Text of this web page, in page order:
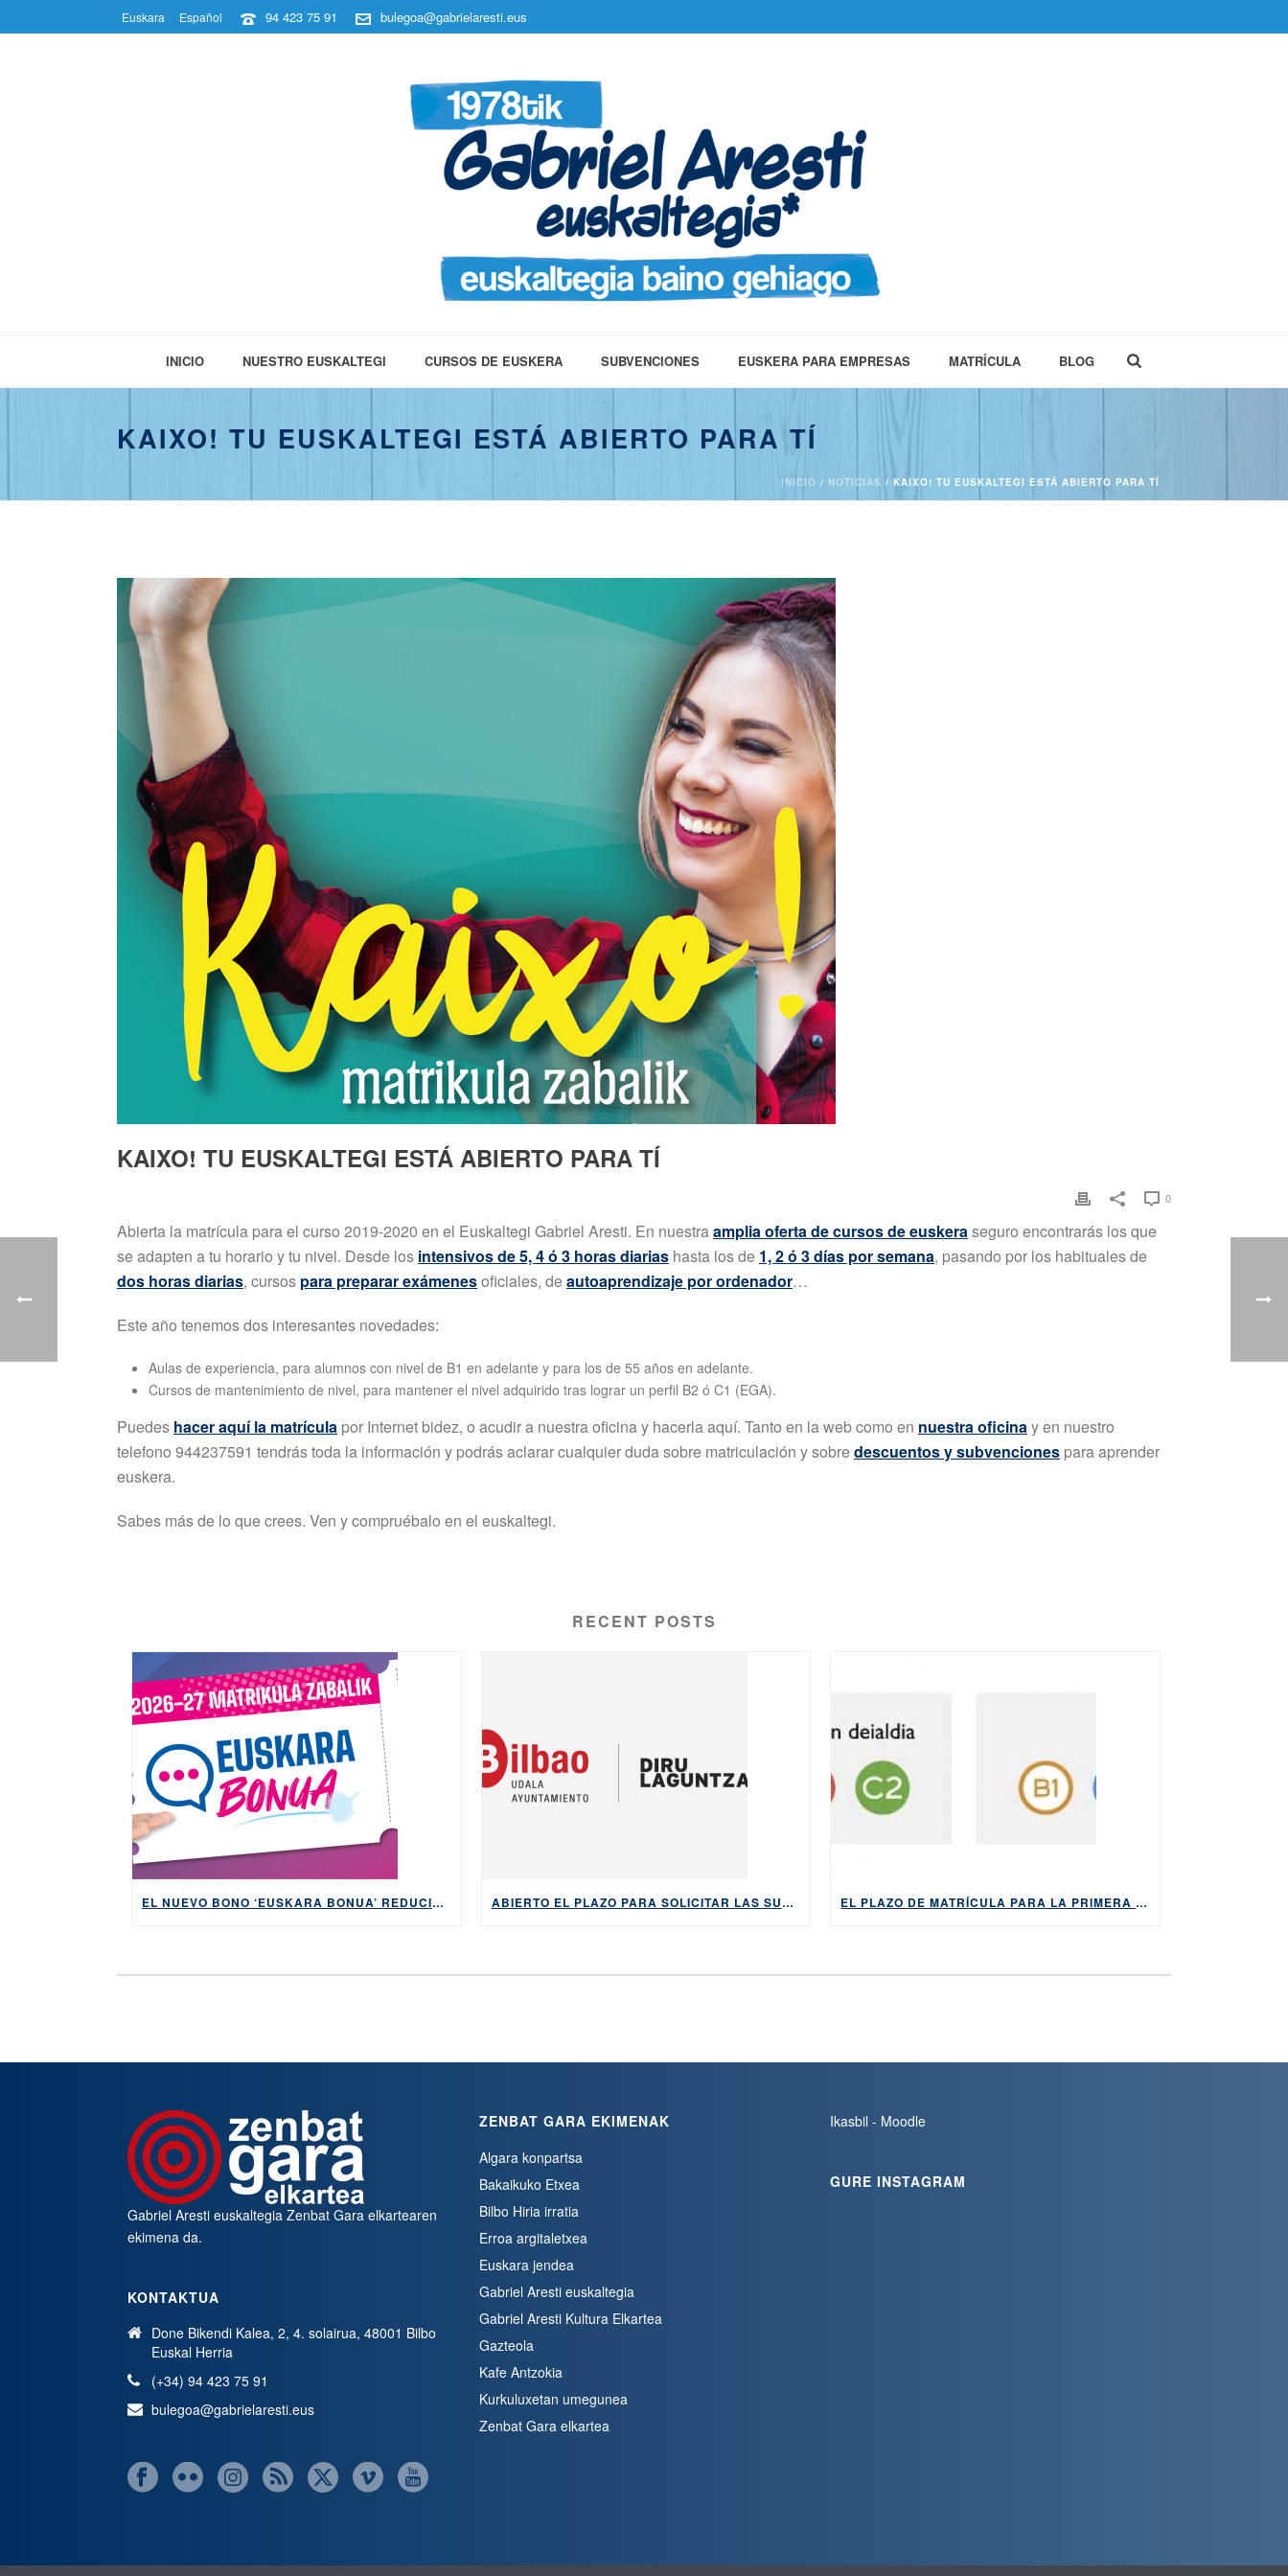
Euskara Español 94 423 75 91 bulegoa@gabrielaresti.eus
INICIO NUESTRO EUSKALTEGI CURSOS DE EUSKERA SUBVENCIONES EUSKERA PARA EMPRESAS MATRÍCULA BLOG
KAIXO! TU EUSKALTEGI ESTÁ ABIERTO PARA TÍ
INICIO / NOTICIAS / KAIXO! TU EUSKALTEGI ESTÁ ABIERTO PARA TÍ
KAIXO! TU EUSKALTEGI ESTÁ ABIERTO PARA TÍ
0
Abierta la matrícula para el curso 2019-2020 en el Euskaltegi Gabriel Aresti. En nuestraamplia oferta de cursos de euskeraseguro encontrarás los que
se adapten a tu horario y tu nivel. Desde los intensivos de 5, 4 ó 3 horas diarias hasta los de 1, 2 ó 3 días por semana, pasando por los habituales de
dos horas diarias, cursos para preparar exámenesoficiales, deautoaprendizaje por ordenador…
Este año tenemos dos interesantes novedades:
Aulas de experiencia, para alumnos con nivel de B1 en adelante y para los de 55 años en adelante.
Cursos de mantenimiento de nivel, para mantener el nivel adquirido tras lograr un perfil B2 ó C1 (EGA).
Puedes hacer aquí la matrícula por Internet bidez, o acudir a nuestra oficina y hacerla aquí. Tanto en la web como en nuestra oficinay en nuestro
telefono 944237591 tendrás toda la información y podrás aclarar cualquier duda sobre matriculación y sobredescuentos y subvenciones para aprender
euskera.
Sabes más de lo que crees. Ven y compruébalo en el euskaltegi.
RECENT POSTS
EL NUEVO BONO ‘EUSKARA BONUA’ REDUCIRÁ EL COSTE Y LA BUROCRACIA PARA APRENDER EUSKERA DESDE CERO ABIERTO EL PLAZO PARA SOLICITAR LAS SUBVENCIONES DEL AYUNTAMIENTO DE BILBAO PARA APRENDER EUSKARA, HASTA EL 5 DE MAYO DE 2026 EL PLAZO DE MATRÍCULA PARA LA PRIMERA CONVOCATORIA DE 2026 DE LOS EXÁMENES DE HABE ESTARÁ ABIERTO DEL 9 AL 14 DE ABRIL
Gabriel Aresti euskaltegia Zenbat Gara elkartearen
ekimena da.
KONTAKTUA
Done Bikendi Kalea, 2, 4. solairua, 48001 Bilbo
Euskal Herria
(+34) 94 423 75 91
bulegoa@gabrielaresti.eus
ZENBAT GARA EKIMENAK
Algara konpartsa
Bakaikuko Etxea
Bilbo Hiria irratia
Erroa argitaletxea
Euskara jendea
Gabriel Aresti euskaltegia
Gabriel Aresti Kultura Elkartea
Gazteola
Kafe Antzokia
Kurkuluxetan umegunea
Zenbat Gara elkartea
Ikasbil - Moodle
GURE INSTAGRAM